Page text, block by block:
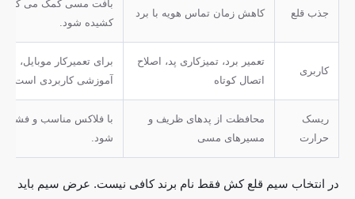
جذب قلع کاهش زمان تماس هویه با برد
بافت مسی کمک می کند
کشیده شود.
کاربری
تعمیر برد، تمیزکاری پد، اصلاح
اتصال کوتاه
برای تعمیرکار موبایل،
آموزشی کاربردی است.
ریسک
حرارت
محافظت از پدهای ظریف و
مسیرهای مسی
با فلاکس مناسب و فشار
شود.
در انتخاب سیم قلع کش فقط نام برند کافی نیست. عرض سیم باید